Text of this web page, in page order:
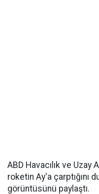
ABD Havacılık ve Uzay
roketin Ay'a çarptığını
görüntüsünü paylaştı.